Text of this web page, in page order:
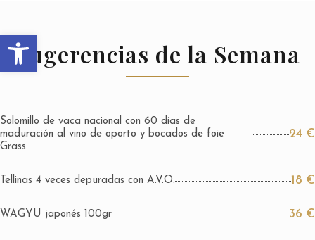
Abrir barra de herramientas
Sugerencias de la Semana
Solomillo de vaca nacional con 60 días de
maduración al vino de oporto y bocados de foie
Grass.
24 €
Tellinas 4 veces depuradas con A.V.O. 18 €
WAGYU japonés 100gr 36 €